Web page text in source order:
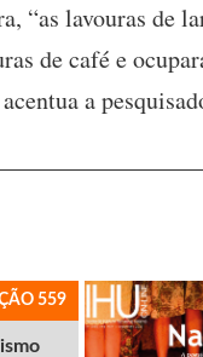
“as lavouras de
de café e
a
559